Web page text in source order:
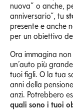
nuova” o anche,
anniversario”, tu
presente e anche
per un obiettivo
Ora immagina
un’auto più
tuoi figli. O la tua
anni della
anzi. Potrebbero
quali sono i tuoi